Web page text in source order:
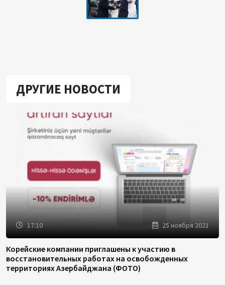
ДРУГИЕ НОВОСТИ
17:10 25 ноября 2021
Корейские компании приглашены к участию в
восстановительных работах на освобожденных
территориях Азербайджана (ФОТО)